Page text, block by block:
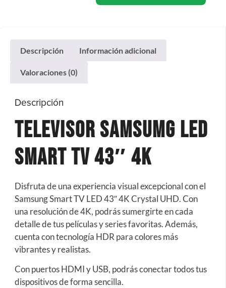
Descripción Información adicional
Valoraciones (0)
Descripción
Televisor Samsumg Led
Smart Tv 43″ 4K
Disfruta de una experiencia visual excepcional con el
Samsung Smart TV LED 43″ 4K Crystal UHD. Con
una resolución de 4K, podrás sumergirte en cada
detalle de tus películas y series favoritas. Además,
cuenta con tecnología HDR para colores más
vibrantes y realistas.
Con puertos HDMI y USB, podrás conectar todos tus
dispositivos de forma sencilla.